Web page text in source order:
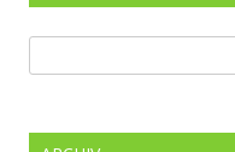
nach: